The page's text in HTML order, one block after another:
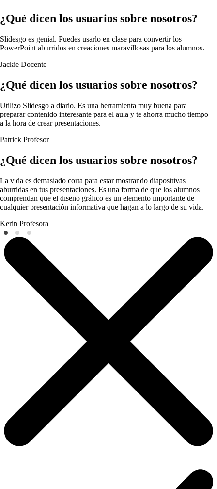
¿Qué dicen los usuarios sobre nosotros?
Slidesgo es genial. Puedes usarlo en clase para convertir los
PowerPoint aburridos en creaciones maravillosas para los alumnos.
Jackie Docente
¿Qué dicen los usuarios sobre nosotros?
Utilizo Slidesgo a diario. Es una herramienta muy buena para
preparar contenido interesante para el aula y te ahorra mucho tiempo
a la hora de crear presentaciones.
Patrick Profesor
¿Qué dicen los usuarios sobre nosotros?
La vida es demasiado corta para estar mostrando diapositivas
aburridas en tus presentaciones. Es una forma de que los alumnos
comprendan que el diseño gráfico es un elemento importante de
cualquier presentación informativa que hagan a lo largo de su vida.
Kerin Profesora